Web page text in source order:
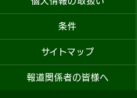
条件
サイトマップ
報道関係者の皆様へ